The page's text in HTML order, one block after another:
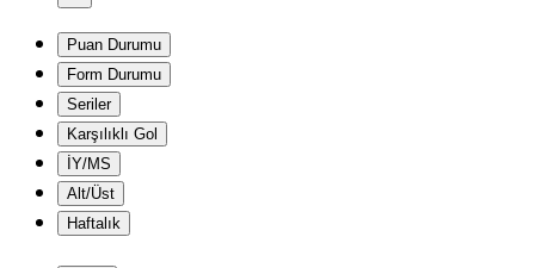
Puan Durumu
Form Durumu
Seriler
Karşılıklı Gol
İY/MS
Alt/Üst
Haftalık